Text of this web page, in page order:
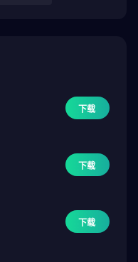
下载
下载
下载